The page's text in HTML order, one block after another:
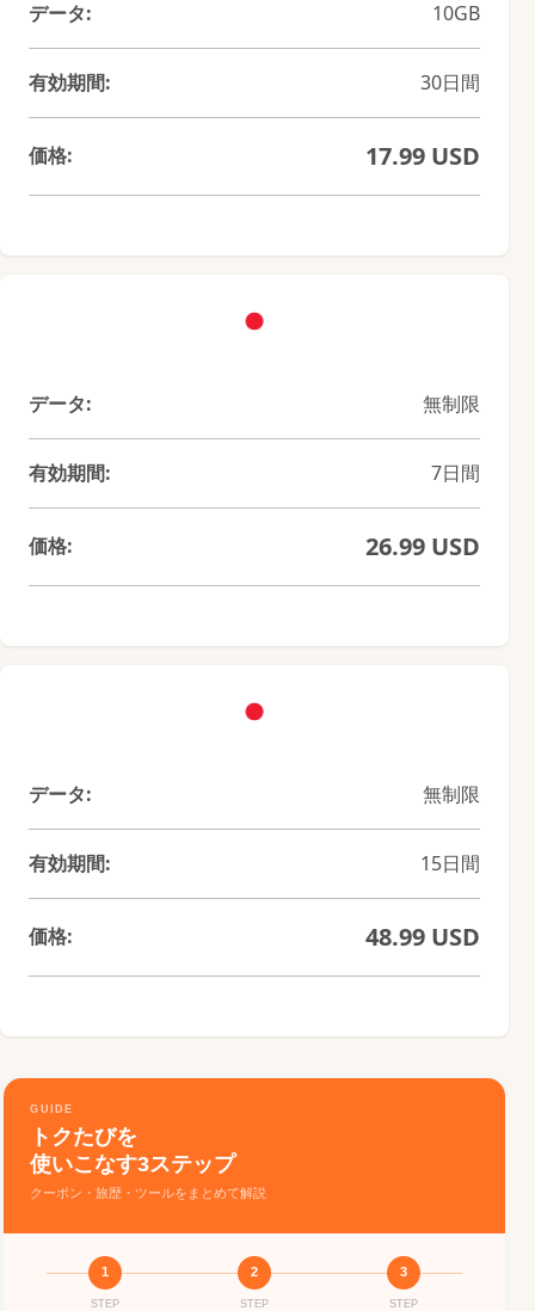
データ: 10GB
有効期間: 30日間
価格: 17.99 USD
データ: 無制限
有効期間: 7日間
価格: 26.99 USD
データ: 無制限
有効期間: 15日間
価格: 48.99 USD
GUIDE
トクたびを
使いこなす3ステップ
クーポン・旅歴・ツールをまとめて解説
1
STEP
2
STEP
3
STEP